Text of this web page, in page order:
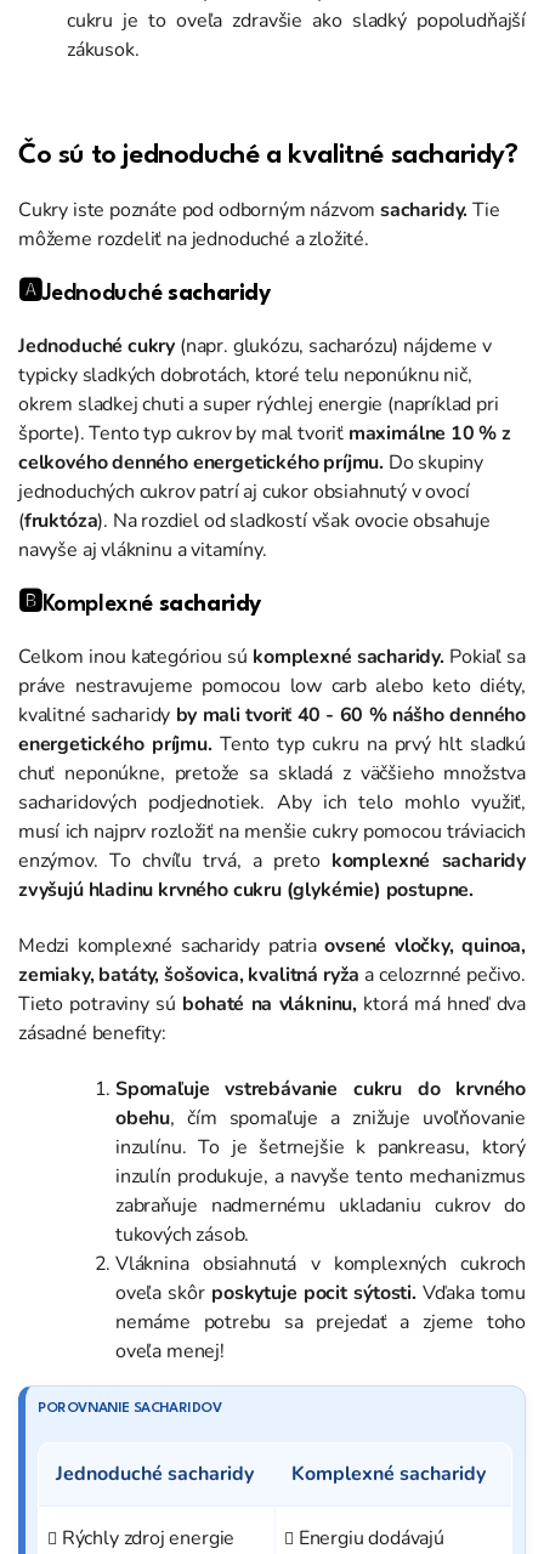
cukru je to oveľa zdravšie ako sladký popoludňajší
zákusok.
Čo sú to jednoduché a kvalitné sacharidy?
Cukry iste poznáte pod odborným názvom sacharidy. Tie
môžeme rozdeliť na jednoduché a zložité.
🅰️Jednoduchésacharidy
Jednoduché cukry (napr. glukózu, sacharózu) nájdeme v
typicky sladkých dobrotách, ktoré telu neponúknu nič,
okrem sladkej chuti a super rýchlej energie (napríklad pri
športe). Tento typ cukrov by mal tvoriť maximálne 10 % z
celkového denného energetického príjmu. Do skupiny
jednoduchých cukrov patrí aj cukor obsiahnutý v ovocí
(fruktóza). Na rozdiel od sladkostí však ovocie obsahuje
navyše aj vlákninu a vitamíny.
🅱️Komplexné sacharidy
Celkom inou kategóriou sú komplexné sacharidy. Pokiaľ sa
práve nestravujeme pomocou low carb alebo keto diéty,
kvalitné sacharidy by mali tvoriť 40 - 60 % nášho denného
energetického príjmu. Tento typ cukru na prvý hlt sladkú
chuť neponúkne, pretože sa skladá z väčšieho množstva
sacharidových podjednotiek. Aby ich telo mohlo využiť,
musí ich najprv rozložiť na menšie cukry pomocou tráviacich
enzýmov. To chvíľu trvá, a preto komplexné sacharidy
zvyšujú hladinu krvného cukru (glykémie) postupne.
Medzi komplexné sacharidy patriaovsené vločky, quinoa,
zemiaky, batáty, šošovica, kvalitná ryža a celozrnné pečivo.
Tieto potraviny sú bohaté na vlákninu,ktorá má hneď dva
zásadné benefity:
Spomaľuje vstrebávanie cukru do krvného
obehu, čím spomaľuje a znižuje uvoľňovanie
inzulínu. To je šetrnejšie k pankreasu, ktorý
inzulín produkuje, a navyše tento mechanizmus
zabraňuje nadmernému ukladaniu cukrov do
tukových zásob.
Vláknina obsiahnutá v komplexných cukroch
oveľa skôr poskytuje pocit sýtosti. Vďaka tomu
nemáme potrebu sa prejedať a zjeme toho
oveľa menej!
POROVNANIE SACHARIDOV
Jednoduché sacharidy Komplexné sacharidy
Rýchly zdroj energie
Energiu dodávajú